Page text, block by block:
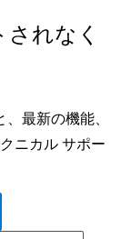
れなく
最新の機能、
ニカル サポー